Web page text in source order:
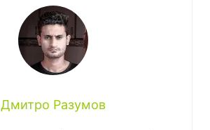
Дмитро Разумов